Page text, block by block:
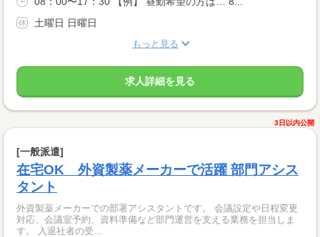
土曜日 日曜日
もっと見る
求人詳細を見る
3日以内公開
[一般派遣]
在宅OK 外資製薬メーカーで活躍 部門アシス
タント
外資製薬メーカーでの部署アシスタントです。 会議設定や日程変更
対応、会議室予約、資料準備など部門運営を支える業務を担当しま
す。 入退社者の受...